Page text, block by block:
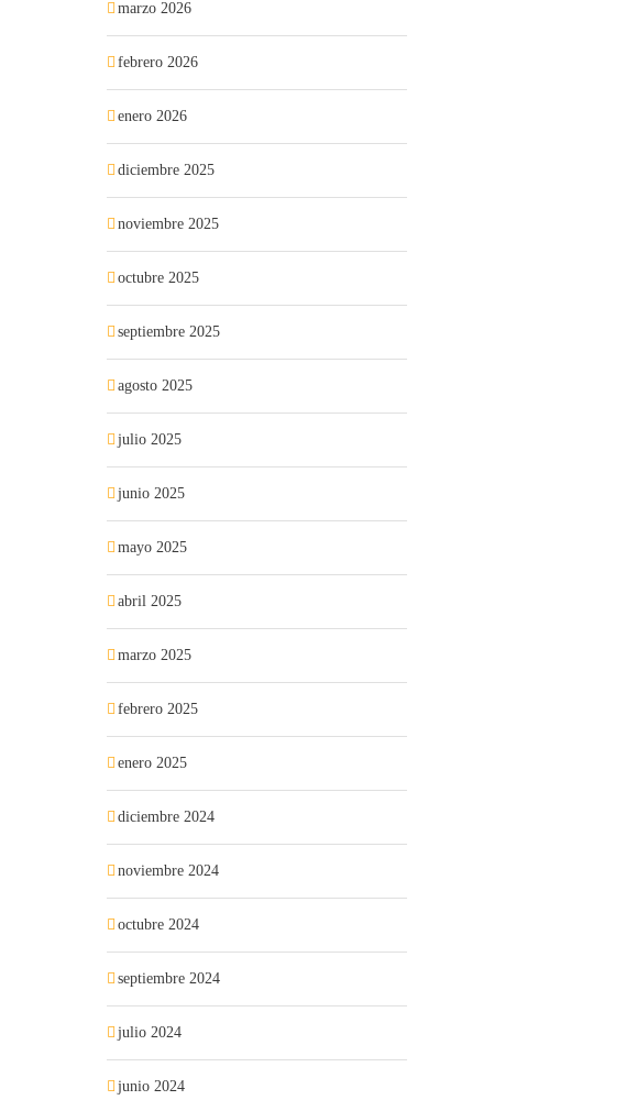
marzo 2026
febrero 2026
enero 2026
diciembre 2025
noviembre 2025
octubre 2025
septiembre 2025
agosto 2025
julio 2025
junio 2025
mayo 2025
abril 2025
marzo 2025
febrero 2025
enero 2025
diciembre 2024
noviembre 2024
octubre 2024
septiembre 2024
julio 2024
junio 2024